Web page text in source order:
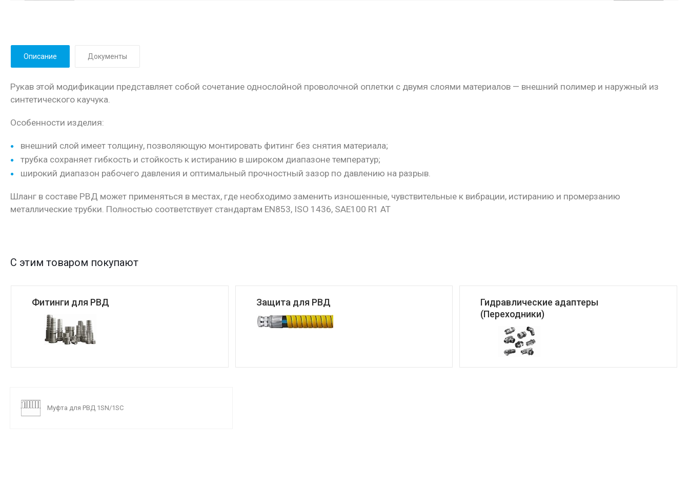
Описание Документы
Рукав этой модификации представляет собой сочетание однослойной проволочной оплетки с двумя слоями материалов — внешний полимер и наружный из
синтетического каучука.
Особенности изделия:
внешний слой имеет толщину, позволяющую монтировать фитинг без снятия материала;
трубка сохраняет гибкость и стойкость к истиранию в широком диапазоне температур;
широкий диапазон рабочего давления и оптимальный прочностный зазор по давлению на разрыв.
Шланг в составе РВД может применяться в местах, где необходимо заменить изношенные, чувствительные к вибрации, истиранию и промерзанию
металлические трубки. Полностью соответствует стандартам EN853, ISO 1436, SAE100 R1 AT
С этим товаром покупают
Фитинги для РВД Защита для РВД
Гидравлические адаптеры
(Переходники)
Муфта для РВД 1SN/1SC